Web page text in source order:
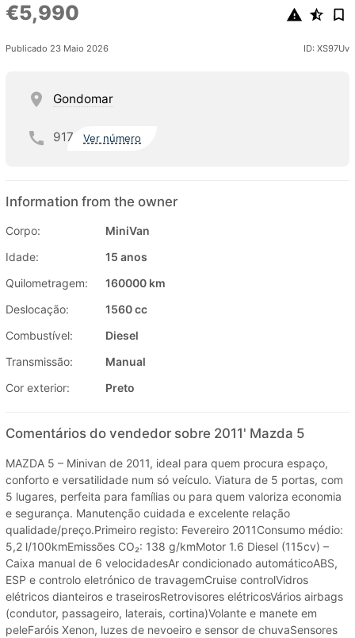
€5,990
Publicado 23 Maio 2026 ID: XS97Uv
Gondomar
917 Ver número
Information from the owner
Corpo:
MiniVan
Idade:
15 anos
Quilometragem:
160000 km
Deslocação:
1560 cc
Combustível:
Diesel
Transmissão:
Manual
Cor exterior:
Preto
Comentários do vendedor sobre 2011' Mazda 5
MAZDA 5 – Minivan de 2011, ideal para quem procura espaço,
conforto e versatilidade num só veículo. Viatura de 5 portas, com
5 lugares, perfeita para famílias ou para quem valoriza economia
e segurança. Manutenção cuidada e excelente relação
qualidade/preço.Primeiro registo: Fevereiro 2011Consumo médio:
5,2 l/100kmEmissões CO₂: 138 g/kmMotor 1.6 Diesel (115cv) –
Caixa manual de 6 velocidadesAr condicionado automáticoABS,
ESP e controlo eletrónico de travagemCruise controlVidros
elétricos dianteiros e traseirosRetrovisores elétricosVários airbags
(condutor, passageiro, laterais, cortina)Volante e manete em
peleFaróis Xenon, luzes de nevoeiro e sensor de chuvaSensores